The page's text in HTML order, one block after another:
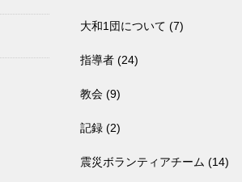
大和1団について (7)
指導者(24)
教会(9)
記録(2)
震災ボランティアチーム (14)